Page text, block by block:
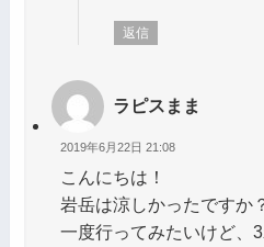
返信
ラピスまま
2019年6月22日 21:08
こんにちは！
岩岳は涼しかったですか
一度行ってみたいけど、